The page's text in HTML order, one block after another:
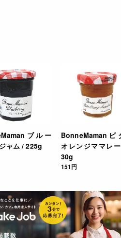
ブルー
ャム / 225g
BonneMamanビ
オレンジママレ
30g
151円